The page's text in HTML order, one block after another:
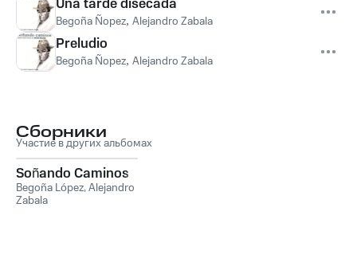
Una tarde disecada
Begoña Ñopez, Alejandro Zabala
Preludio
Begoña Ñopez, Alejandro Zabala
Сборники
Участие в других альбомах
Soñando Caminos
Begoña López,Alejandro
Zabala